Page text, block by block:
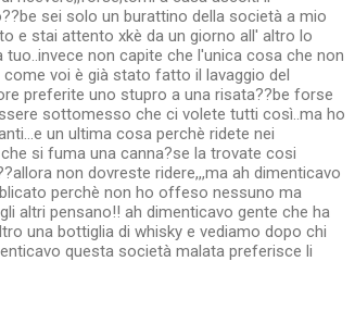
sei solo un burattino della società a mio
e stai attento xkè da un giorno all' altro lo
non capite che l'unica cosa che non
voi è già stato fatto il lavaggio del
preferite uno stupro a una risata??be forse
sottomesso che ci volete tutti così..ma ho
un ultima cosa perchè ridete nei
si fuma una canna?se la trovate cosi
non dovreste ridere,,,ma ah dimenticavo
perchè non ho offeso nessuno ma
altri pensano!! ah dimenticavo gente che ha
una bottiglia di whisky e vediamo dopo chi
questa società malata preferisce li